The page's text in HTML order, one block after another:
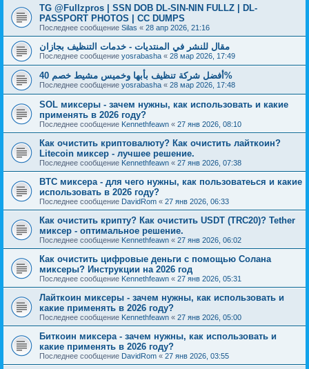
TG @Fullzpros | SSN DOB DL-SIN-NIN FULLZ | DL-
PASSPORT PHOTOS | CC DUMPS
Последнее сообщение Silas « 28 апр 2026, 21:16
مقال للنشر في المنتديات - خدمات التنظيف بجازان
Последнее сообщение yosrabasha « 28 мар 2026, 17:49
أفضل شركة تنظيف بأبها وخميس مشيط خصم 40%
Последнее сообщение yosrabasha « 28 мар 2026, 17:48
SOL миксеры - зачем нужны, как использовать и какие
применять в 2026 году?
Последнее сообщение Kennethfeawn « 27 янв 2026, 08:10
Как очистить криптовалюту? Как очистить лайткоин?
Litecoin миксер - лучшее решение.
Последнее сообщение Kennethfeawn « 27 янв 2026, 07:38
BTC миксера - для чего нужны, как пользоватеься и какие
использовать в 2026 году?
Последнее сообщение DavidRom « 27 янв 2026, 06:33
Как очистить крипту? Как очистить USDT (TRC20)? Tether
миксер - оптимальное решение.
Последнее сообщение Kennethfeawn « 27 янв 2026, 06:02
Как очистить цифровые деньги с помощью Солана
миксеры? Инструкции на 2026 год
Последнее сообщение Kennethfeawn « 27 янв 2026, 05:31
Лайткоин миксеры - зачем нужны, как использовать и
какие применять в 2026 году?
Последнее сообщение Kennethfeawn « 27 янв 2026, 05:00
Биткоин миксера - зачем нужны, как использовать и
какие применять в 2026 году?
Последнее сообщение DavidRom « 27 янв 2026, 03:55